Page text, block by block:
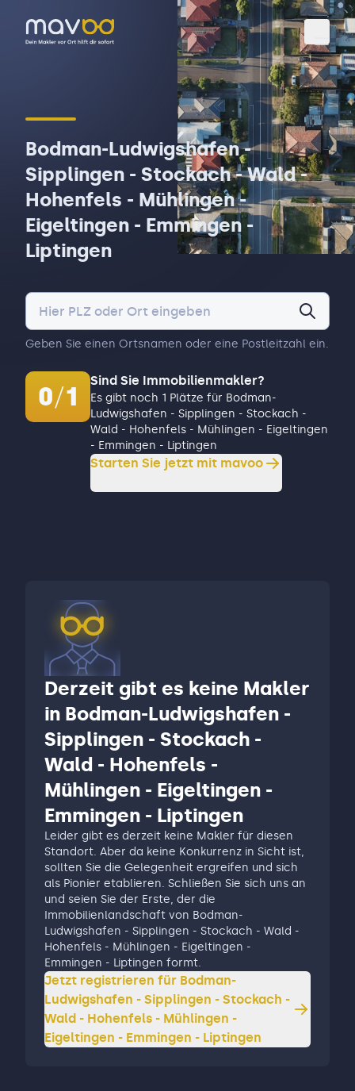
Bodman-Ludwigshafen -
Sipplingen - Stockach - Wald -
Hohenfels - Mühlingen -
Eigeltingen - Emmingen -
Liptingen
Geben Sie einen Ortsnamen oder eine Postleitzahl ein.
0/1
Sind Sie Immobilienmakler?
Es gibt noch 1 Plätze für Bodman-
Ludwigshafen - Sipplingen - Stockach -
Wald - Hohenfels - Mühlingen - Eigeltingen
- Emmingen - Liptingen
Starten Sie jetzt mit mavoo
Derzeit gibt es keine Makler
in Bodman-Ludwigshafen -
Sipplingen - Stockach -
Wald - Hohenfels -
Mühlingen - Eigeltingen -
Emmingen - Liptingen
Leider gibt es derzeit keine Makler für diesen
Standort. Aber da keine Konkurrenz in Sicht ist,
sollten Sie die Gelegenheit ergreifen und sich
als Pionier etablieren. Schließen Sie sich uns an
und seien Sie der Erste, der die
Immobilienlandschaft von Bodman-
Ludwigshafen - Sipplingen - Stockach - Wald -
Hohenfels - Mühlingen - Eigeltingen -
Emmingen - Liptingen formt.
Jetzt registrieren für Bodman-
Ludwigshafen - Sipplingen - Stockach -
Wald - Hohenfels - Mühlingen -
Eigeltingen - Emmingen - Liptingen